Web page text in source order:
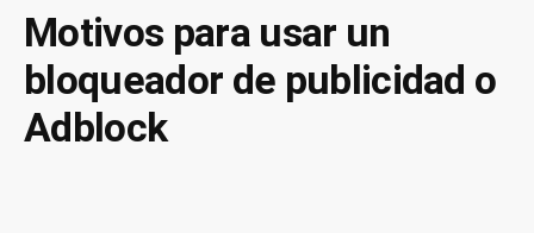
en
Chrome
y
Motivos para usar un
bloqueador de publicidad o
Adblock